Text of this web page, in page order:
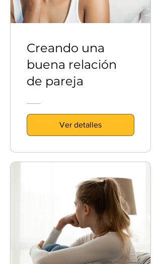
Creando una
buena relación
de pareja
Ver detalles